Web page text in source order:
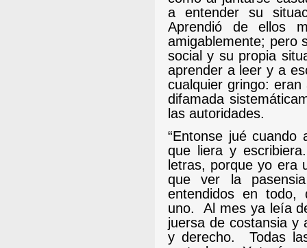
a entender su
Aprendió de ellos
amigablemente; pero
social y su propia
aprender a leer y a
cualquier gringo:
difamada
las autoridades.
“Entonse jué cuando
que liera y escribiera.
letras, porque yo era
que ver la
entendidos en todo,
uno.
Al mes ya leía
juersa de costansia y
y derecho.
Todas